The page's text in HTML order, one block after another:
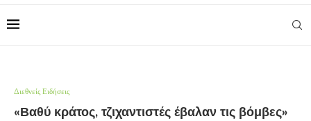
Διεθνείς Ειδήσεις
«Βαθύ κράτος, τζιχαντιστές έβαλαν τις βόμβες»